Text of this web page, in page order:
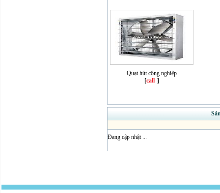
Quạt hút công nghiệp
[call ]
Đang cập nhật ...